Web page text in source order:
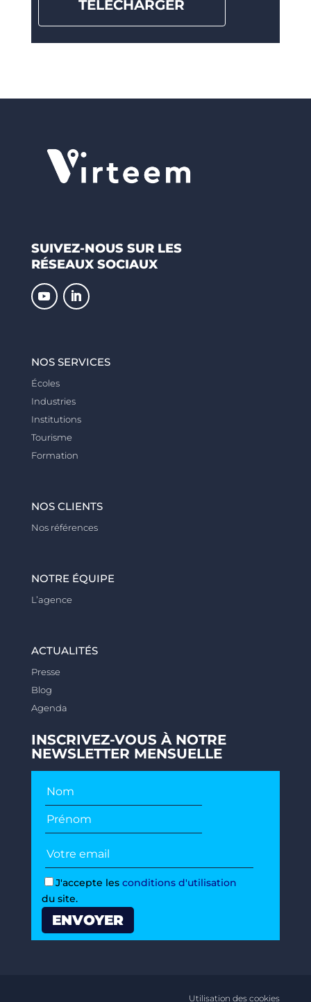
SUIVEZ-NOUS SUR LES
RÉSEAUX SOCIAUX
NOS SERVICES
Écoles
Industries
Institutions
Tourisme
Formation
NOS CLIENTS
Nos références
NOTRE ÉQUIPE
L’agence
ACTUALITÉS
Presse
Blog
Agenda
INSCRIVEZ-VOUS À NOTRE
NEWSLETTER MENSUELLE
J'accepte les conditions d'utilisation
du site.
Utilisation des cookies